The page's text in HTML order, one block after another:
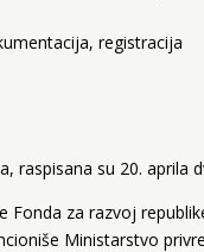
registracija
raspisana su 20. aprila
Fonda za razvoj
Ministarstvo